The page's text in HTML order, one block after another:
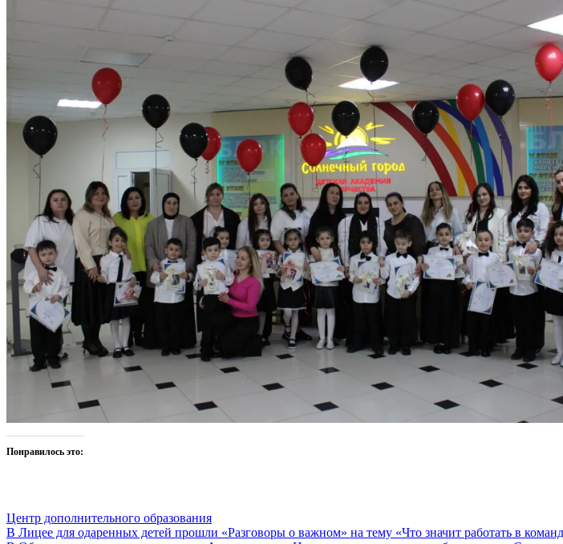
Понравилось это:
Центр дополнительного образования
Навигация
В Лицее для одаренных детей прошли «Разговоры о важном» на тему «Что значит работать в